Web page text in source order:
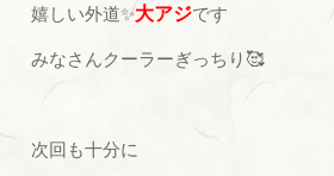
嬉しい外道✨大アジです
みなさんクーラーぎっちり🥰
次回も十分に